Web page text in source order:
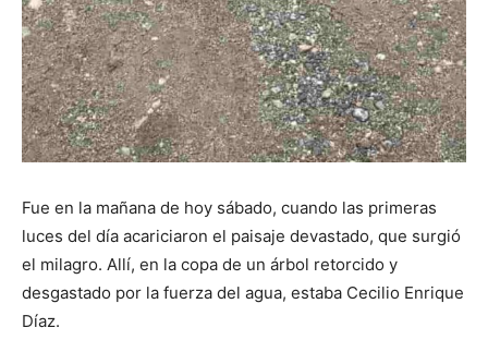
Fue en la mañana de hoy sábado, cuando las primeras
luces del día acariciaron el paisaje devastado, que surgió
el milagro. Allí, en la copa de un árbol retorcido y
desgastado por la fuerza del agua, estaba Cecilio Enrique
Díaz.